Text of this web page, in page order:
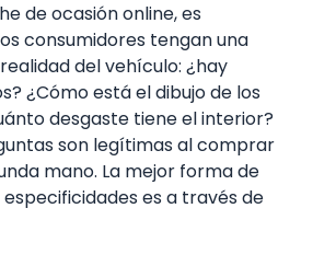
de ocasión online, es
consumidores tengan una
del vehículo: ¿hay
¿Cómo está el dibujo de los
desgaste tiene el interior?
son legítimas al comprar
mano. La mejor forma de
es a través de